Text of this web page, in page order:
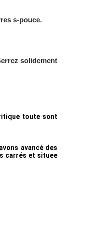
s-pouce.
solidement
toute sont
avancé des
carrés et situee